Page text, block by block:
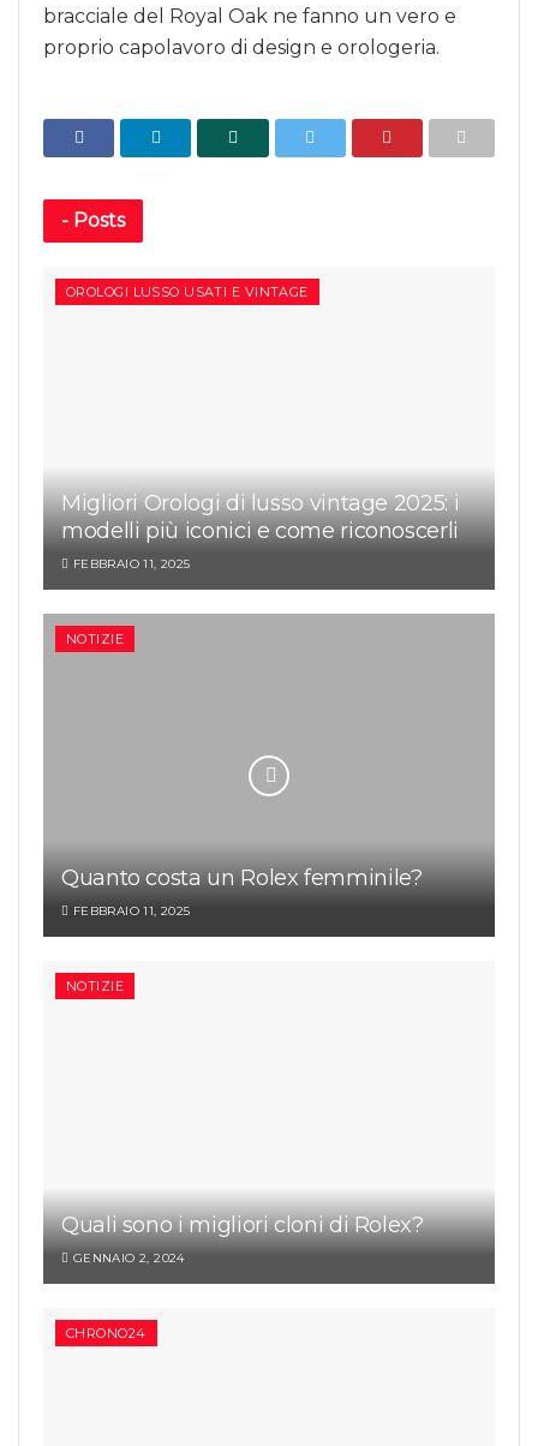
bracciale del Royal Oak ne fanno un vero e
proprio capolavoro di design e orologeria.
- Posts
OROLOGI LUSSO USATI E VINTAGE
Migliori Orologi di lusso vintage 2025: i
modelli più iconici e come riconoscerli
FEBBRAIO 11, 2025
NOTIZIE
Quanto costa un Rolex femminile?
FEBBRAIO 11, 2025
NOTIZIE
Quali sono i migliori cloni di Rolex?
GENNAIO 2, 2024
CHRONO24